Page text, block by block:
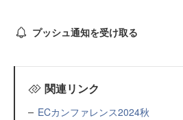
プッシュ通知を受け取る
関連リンク
ECカンファレンス2024秋